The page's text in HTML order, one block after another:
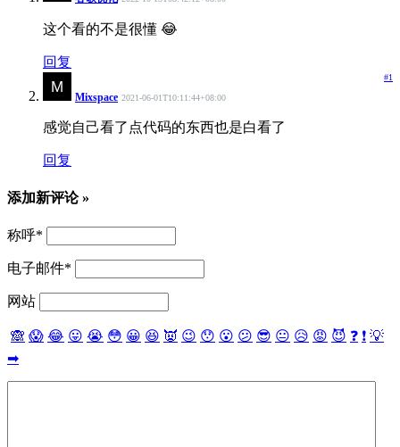
这个看的不是很懂 😂
回复
Mixspace 2021-06-01T10:11:44+08:00
#1
感觉自己看了点代码的东西也是白看了
回复
添加新评论 »
称呼*
电子邮件*
网站
🙈 😱 😂 😛 😭 😳 😀 😆 👿 😉 😯 😮 😕 😎 😐 😥 😡 😈 ❓ ❗ 💡
➡